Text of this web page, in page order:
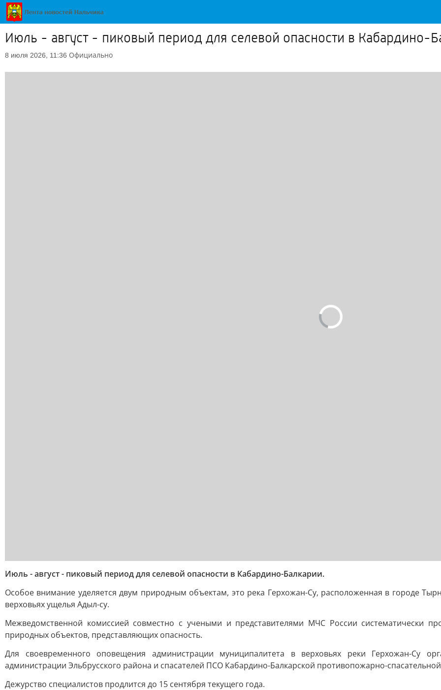
Июль - август - пиковый период для селевой опасности в Кабардино-
8 июля 2026, 11:36 Официально
Июль - август - пиковый период для селевой опасности в Кабардино-Балкарии.
Особое внимание уделяется двум природным объектам, это река Герхожан-Су, расположенная в городе
верховьях ущелья Адыл-су.
Межведомственной комиссией совместно с учеными и представителями МЧС России систематически
природных объектов, представляющих опасность.
Для своевременного оповещения администрации муниципалитета в верховьях реки Герхожан-Су
администрации Эльбрусского района и спасателей ПСО Кабардино-Балкарской противопожарно-
Дежурство специалистов продлится до 15 сентября текущего года.